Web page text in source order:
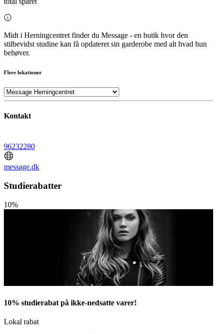
Midt i Herningcentret finder du Message - en butik hvor den
stilbevidst studine kan få opdateret sin garderobe med alt hvad hun
behøver.
Flere lokationer
Kontakt
96232280
message.dk
Studierabatter
10%
10% studierabat på ikke-nedsatte varer!
Lokal rabat